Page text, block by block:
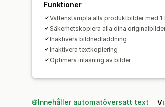
Funktioner
Vattenstämpla alla produktbilder med 1
Säkerhetskopiera alla dina
Inaktivera bildnedladdning
Inaktivera textkopiering
Optimera inläsning av bilder
Innehåller automatöversatt text